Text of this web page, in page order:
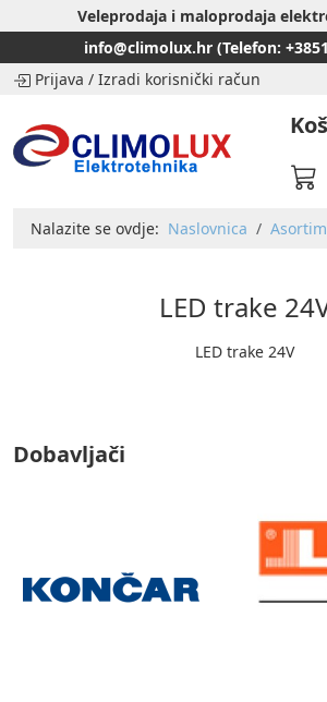
Veleprodaja i maloprodaja
info@climolux.hr (Telefon:
Prijava / Izradi korisnički račun
Nalazite se ovdje: Naslovnica
LED trake
LED trake 24V
Dobavljači